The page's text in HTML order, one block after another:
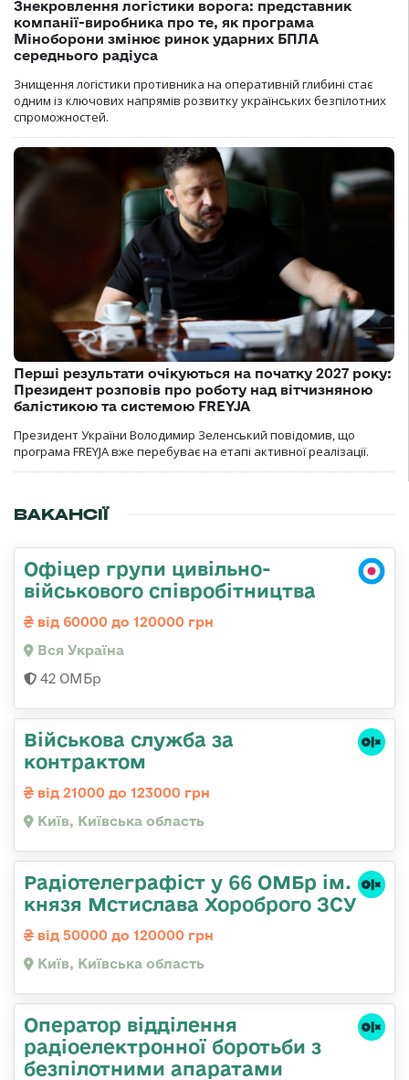
Знекровлення логістики ворога: представник
компанії-виробника про те, як програма
Міноборони змінює ринок ударних БПЛА
середнього радіуса
Знищення логістики противника на оперативній глибині стає
одним із ключових напрямів розвитку українських безпілотних
спроможностей.
Перші результати очікуються на початку 2027 року:
Президент розповів про роботу над вітчизняною
балістикою та системою FREYJA
Президент України Володимир Зеленський повідомив, що
програма FREYJA вже перебуває на етапі активної реалізації.
ВАКАНСІЇ
Офіцер групи цивільно-
військового співробітництва
від 60000 до 120000 грн
Вся Україна
42 ОМБр
Військова служба за
контрактом
від 21000 до 123000 грн
Київ, Київська область
Радіотелеграфіст у 66 ОМБр ім.
князя Мстислава Хороброго ЗСУ
від 50000 до 120000 грн
Київ, Київська область
Оператор відділення
радіоелектронної боротьби з
безпілотними апаратами